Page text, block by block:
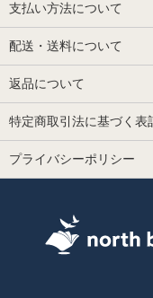
支払い方法について
配送・送料について
返品について
特定商取引法に基づく表
プライバシーポリシー